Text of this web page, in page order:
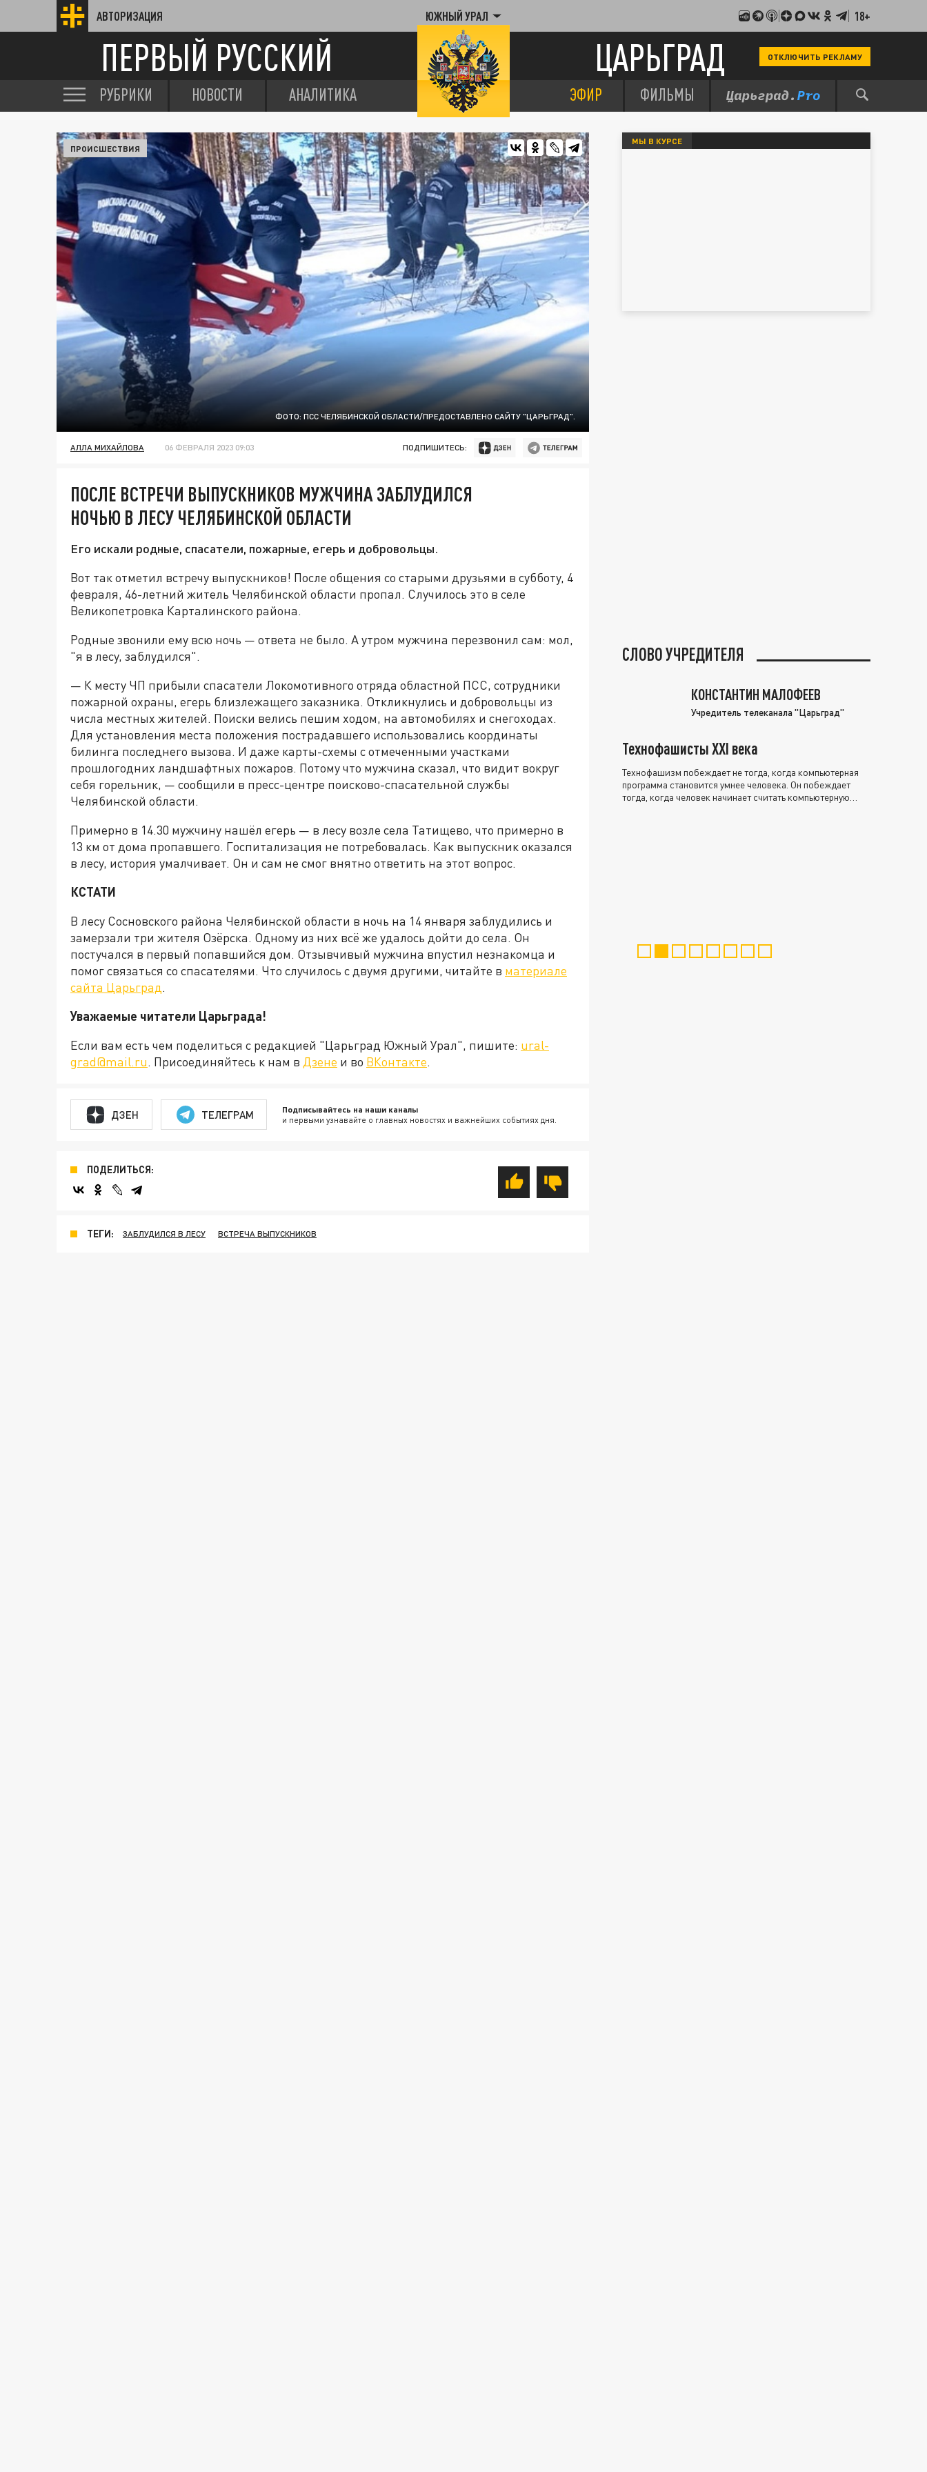
АВТОРИЗАЦИЯ ЮЖНЫЙ УРАЛ 18+
ПЕРВЫЙ РУССКИЙ ЦАРЬГРАД ОТКЛЮЧИТЬ РЕКЛАМУ
РУБРИКИ НОВОСТИ АНАЛИТИКА ЭФИР ФИЛЬМЫ
ФОТО: ПСС ЧЕЛЯБИНСКОЙ ОБЛАСТИ/ПРЕДОСТАВЛЕНО САЙТУ "ЦАРЬГРАД".
ПРОИСШЕСТВИЯ
АЛЛА МИХАЙЛОВА 06 ФЕВРАЛЯ 2023 09:03 ПОДПИШИТЕСЬ:
ПОСЛЕ ВСТРЕЧИ ВЫПУСКНИКОВ МУЖЧИНА ЗАБЛУДИЛСЯ
НОЧЬЮ В ЛЕСУ ЧЕЛЯБИНСКОЙ ОБЛАСТИ
Его искали родные, спасатели, пожарные, егерь и добровольцы.
Вот так отметил встречу выпускников! После общения со старыми друзьями в субботу, 4
февраля, 46-летний житель Челябинской области пропал. Случилось это в селе
Великопетровка Карталинского района.
Родные звонили ему всю ночь — ответа не было. А утром мужчина перезвонил сам: мол,
"я в лесу, заблудился".
— К месту ЧП прибыли спасатели Локомотивного отряда областной ПСС, сотрудники
пожарной охраны, егерь близлежащего заказника. Откликнулись и добровольцы из
числа местных жителей. Поиски велись пешим ходом, на автомобилях и снегоходах.
Для установления места положения пострадавшего использовались координаты
билинга последнего вызова. И даже карты-схемы с отмеченными участками
прошлогодних ландшафтных пожаров. Потому что мужчина сказал, что видит вокруг
себя горельник, — сообщили в пресс-центре поисково-спасательной службы
Челябинской области.
Примерно в 14.30 мужчину нашёл егерь — в лесу возле села Татищево, что примерно в
13 км от дома пропавшего. Госпитализация не потребовалась. Как выпускник оказался
в лесу, история умалчивает. Он и сам не смог внятно ответить на этот вопрос.
КСТАТИ
В лесу Сосновского района Челябинской области в ночь на 14 января заблудились и
замерзали три жителя Озёрска. Одному из них всё же удалось дойти до села. Он
постучался в первый попавшийся дом. Отзывчивый мужчина впустил незнакомца и
помог связаться со спасателями. Что случилось с двумя другими, читайте в материале
сайта Царьград.
Уважаемые читатели Царьграда!
Если вам есть чем поделиться с редакцией "Царьград Южный Урал", пишите: ural-
grad@mail.ru. Присоединяйтесь к нам в Дзене и во ВКонтакте.
ДЗЕН ТЕЛЕГРАМ Подписывайтесь на наши каналы
и первыми узнавайте о главных новостях и важнейших событиях дня.
ПОДЕЛИТЬСЯ:
ТЕГИ: ЗАБЛУДИЛСЯ В ЛЕСУ ВСТРЕЧА ВЫПУСКНИКОВ
МЫ В КУРСЕ
СЛОВО УЧРЕДИТЕЛЯ
КОНСТАНТИН МАЛОФЕЕВ
Учредитель телеканала "Царьград"
Технофашисты XXI века
Технофашизм побеждает не тогда, когда компьютерная
программа становится умнее человека. Он побеждает
тогда, когда человек начинает считать компьютерную